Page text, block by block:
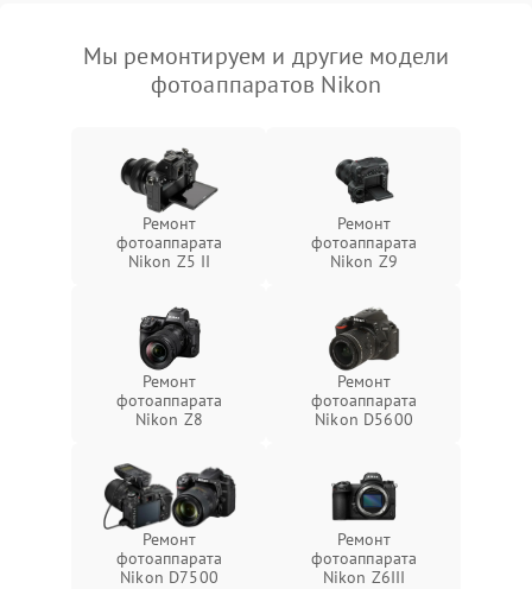
Мы ремонтируем и другие модели
фотоаппаратов Nikon
Ремонт
фотоаппарата
Nikon Z5 II
Ремонт
фотоаппарата
Nikon Z9
Ремонт
фотоаппарата
Nikon Z8
Ремонт
фотоаппарата
Nikon D5600
Ремонт
фотоаппарата
Nikon D7500
Ремонт
фотоаппарата
Nikon Z6III